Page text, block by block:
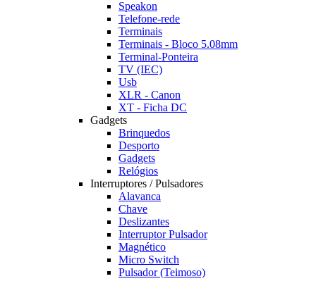
Speakon
Telefone-rede
Terminais
Terminais - Bloco 5.08mm
Terminal-Ponteira
TV (IEC)
Usb
XLR - Canon
XT - Ficha DC
Gadgets
Brinquedos
Desporto
Gadgets
Relógios
Interruptores / Pulsadores
Alavanca
Chave
Deslizantes
Interruptor Pulsador
Magnético
Micro Switch
Pulsador (Teimoso)